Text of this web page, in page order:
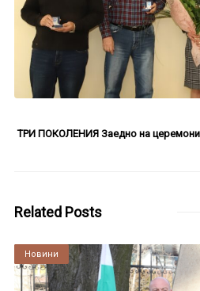
ТРИ ПОКОЛЕНИЯ Заедно на
Related Posts
Култура
Новини